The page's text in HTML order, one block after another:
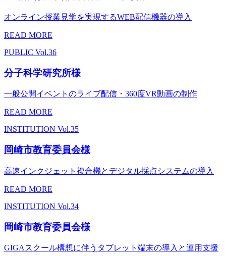
オンライン授業見学を実現するWEB配信機器の導入
READ MORE
PUBLIC Vol.36
分子科学研究所様
一般公開イベントのライブ配信・360度VR動画の制作
READ MORE
INSTITUTION Vol.35
岡崎市教育委員会様
高速インクジェット複合機とデジタル採点システムの導入
READ MORE
INSTITUTION Vol.34
岡崎市教育委員会様
GIGAスクール構想に伴うタブレット端末の導入と運用支援